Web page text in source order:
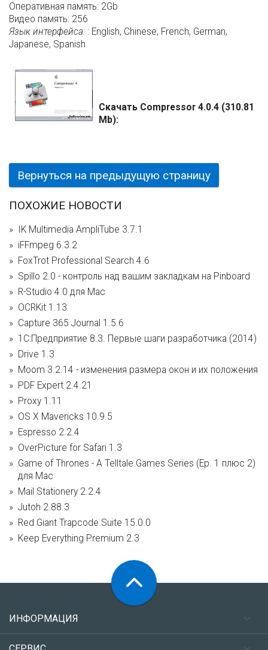
Оперативная память: 2Gb
Видео память: 256
Язык интерфейса: : English, Chinese, French, German,
Japanese, Spanish
Скачать Compressor 4.0.4 (310.81
Mb):
Вернуться на предыдущую страницу
ПОХОЖИЕ НОВОСТИ
IK Multimedia AmpliTube 3.7.1
iFFmpeg 6.3.2
FoxTrot Professional Search 4.6
Spillo 2.0 - контроль над вашим закладкам на Pinboard
R-Studio 4.0 для Mac
OCRKit 1.13
Capture 365 Journal 1.5.6
1С:Предприятие 8.3. Первые шаги разработчика (2014)
Drive 1.3
Moom 3.2.14 - изменения размера окон и их положения
PDF Expert 2.4.21
Proxy 1.11
OS X Mavericks 10.9.5
Espresso 2.2.4
OverPicture for Safari 1.3
Game of Thrones - A Telltale Games Series (Ep. 1 плюс 2)
для Mac
Mail Stationery 2.2.4
Jutoh 2.88.3
Red Giant Trapcode Suite 15.0.0
Keep Everything Premium 2.3
ИНФОРМАЦИЯ